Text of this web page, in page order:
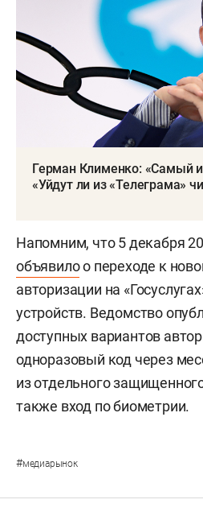
Герман Клименко: «Самый
«Уйдут ли из «Телеграма»
Напомним, что 5 декабря
объявилоо переходе к
авторизации на
устройств. Ведомство
доступных вариантов
одноразовый код через
из отдельного
также вход по биометрии.
#медиарынок